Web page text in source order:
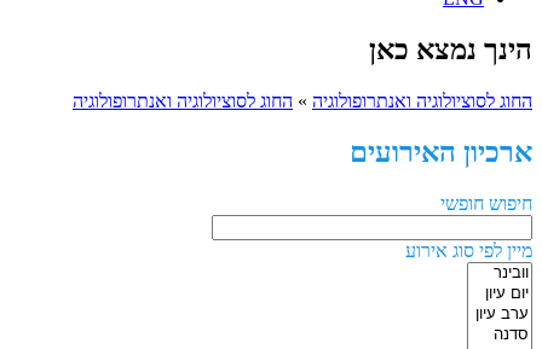
הינך נמצא כאן
החוג לסוציולוגיה ואנתרופולוגיה » החוג לסוציולוגיה ואנתרופולוגיה
ארכיון האירועים
חיפוש חופשי
מיין לפי סוג אירוע